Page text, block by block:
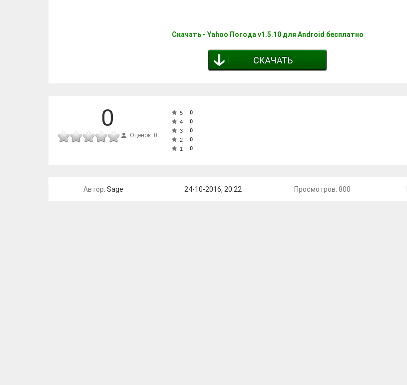
Скачать - Yahoo Погода v1.5.10 для Android бесплатно
0
Оценок: 0
5
0
4
0
3
0
2
0
1
0
Автор: Sage 24-10-2016, 20:22 Просмотров: 800